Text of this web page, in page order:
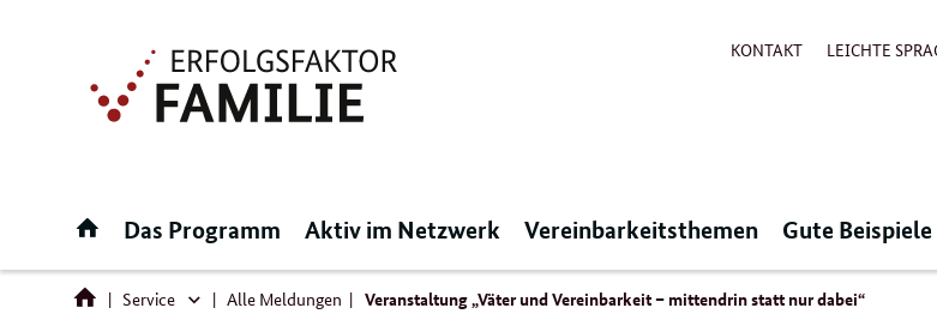
KONTAKT LEICHTE
Startseite
Das Programm Aktiv im Netzwerk Vereinbarkeitsthemen Gute Beispiele
Service ServiceAlle Meldungen Veranstaltung „Väter und Vereinbarkeit – mittendrin statt nur dabei“